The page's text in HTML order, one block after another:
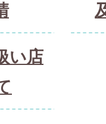
い店